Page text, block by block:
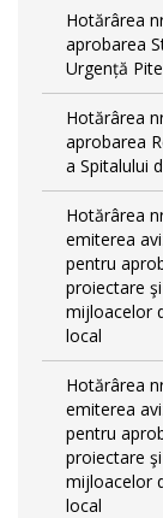
Hotărârea
aprobarea
Urgență
Hotărârea
aprobarea
a Spitalului
Hotărârea
emiterea
pentru
proiectare
mijloacelor
local
Hotărârea
emiterea
pentru
proiectare
mijloacelor
local